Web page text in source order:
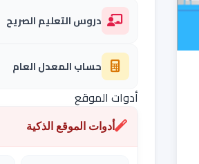
دروس التعليم الصريح
حساب المعدل العام
أدوات الموقع
أدوات الموقع الذكية